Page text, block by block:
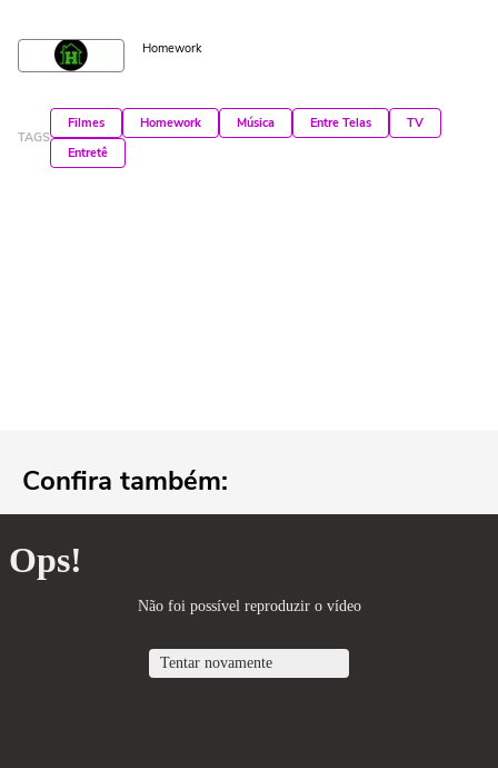
Homework
TAGS
Filmes Homework Música Entre Telas
TV
Entretê
Confira também: